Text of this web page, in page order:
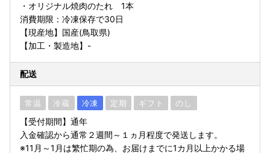
・オリジナル焼肉のたれ 1本
消費期限：冷凍保存で30日
【現産地】国産(鳥取県)
【加工・製造地】-
配送
常温 冷蔵 冷凍 定期 ギフト のし
【受付期間】通年
入金確認から通常２週間～１ヵ月程度で発送します。
※11月～1月は繁忙期の為、お届けまでに1カ月以上かかる場